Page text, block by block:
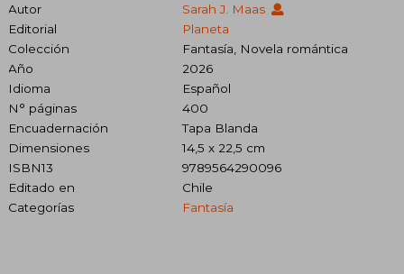
Autor
Sarah J. Maas
Editorial
Planeta
Colección
Fantasía, Novela romántica
Año
2026
Idioma
Español
N° páginas
400
Encuadernación
Tapa Blanda
Dimensiones
14,5 x 22,5 cm
ISBN13
9789564290096
Editado en
Chile
Categorías
Fantasía